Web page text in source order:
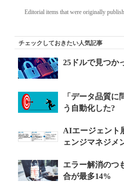
Editorial items that were originally
チェックしておきたい人気記事